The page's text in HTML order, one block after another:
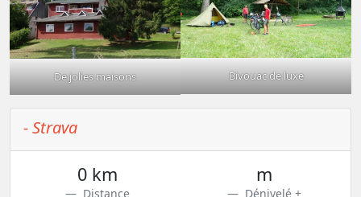
De jolies maisons Bivouac de luxe
- Strava
0 km
Distance
m
Dénivelé +